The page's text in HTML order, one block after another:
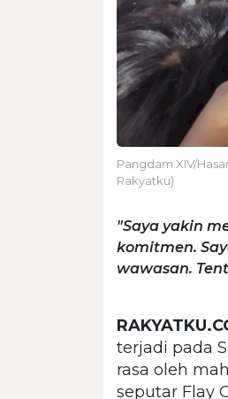
Pangdam XIV/
Rakyatku)
"Saya yakin
komitmen.
wawasan.
terjadi pada
rasa oleh
seputar Flay